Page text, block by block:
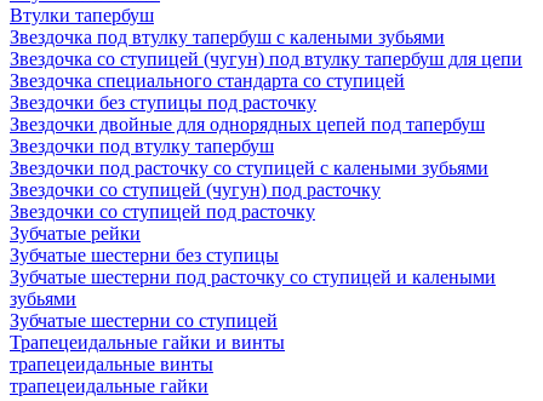
Втулки тапербуш
Звездочка под втулку тапербуш c калеными зубьями
Звездочка со ступицей (чугун) под втулку тапербуш для цепи
Звездочка специального стандарта со ступицей
Звездочки без ступицы под расточку
Звездочки двойные для однорядных цепей под тапербуш
Звездочки под втулку тапербуш
Звездочки под расточку со ступицей с калеными зубьями
Звездочки со ступицей (чугун) под расточку
Звездочки со ступицей под расточку
Зубчатые рейки
Зубчатые шестерни без ступицы
Зубчатые шестерни под расточку со ступицей и калеными
зубьями
Зубчатые шестерни со ступицей
Трапецеидальные гайки и винты
трапецеидальные винты
трапецеидальные гайки